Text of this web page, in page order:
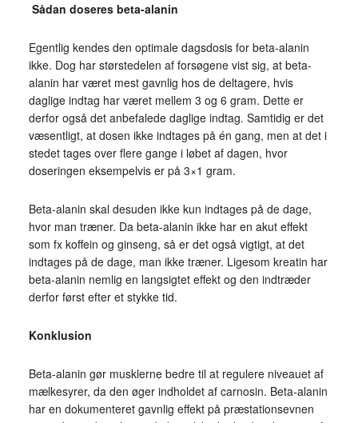
Sådan doseres beta-alanin
Egentlig kendes den optimale dagsdosis for beta-alanin
ikke. Dog har størstedelen af forsøgene vist sig, at beta-
alanin har været mest gavnlig hos de deltagere, hvis
daglige indtag har været mellem 3 og 6 gram. Dette er
derfor også det anbefalede daglige indtag. Samtidig er det
væsentligt, at dosen ikke indtages på én gang, men at det i
stedet tages over flere gange i løbet af dagen, hvor
doseringen eksempelvis er på 3×1 gram.
Beta-alanin skal desuden ikke kun indtages på de dage,
hvor man træner. Da beta-alanin ikke har en akut effekt
som fx koffein og ginseng, så er det også vigtigt, at det
indtages på de dage, man ikke træner. Ligesom kreatin har
beta-alanin nemlig en langsigtet effekt og den indtræder
derfor først efter et stykke tid.
Konklusion
Beta-alanin gør musklerne bedre til at regulere niveauet af
mælkesyrer, da den øger indholdet af carnosin. Beta-alanin
har en dokumenteret gavnlig effekt på præstationsevnen